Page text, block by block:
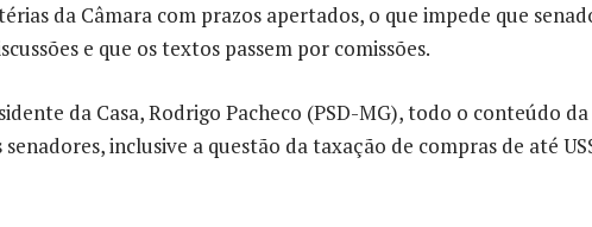
da Câmara com prazos apertados, o que impede que
e que os textos passem por comissões.
da Casa, Rodrigo Pacheco (PSD-MG), todo o conteúdo
inclusive a questão da taxação de compras de até